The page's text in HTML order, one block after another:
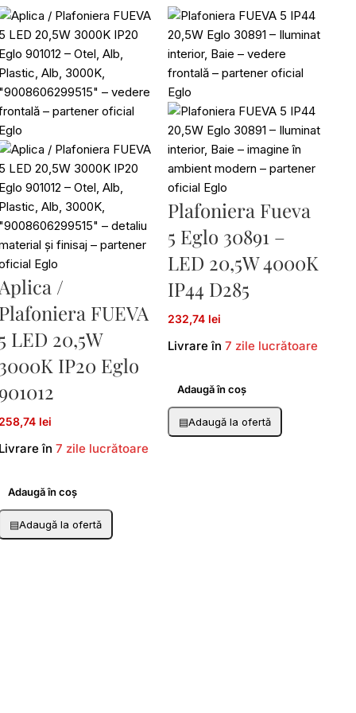
Aplica /
Plafoniera FUEVA
5 LED 20,5W
3000K IP20 Eglo
901012
258,74 lei
Livrare în7 zile lucrătoare
Adaugă în coș
▤Adaugă la ofertă
Plafoniera Fueva
5 Eglo 30891 –
LED 20,5W 4000K
IP44 D285
232,74 lei
Livrare în 7 zile lucrătoare
Adaugă în coș
▤Adaugă la ofertă